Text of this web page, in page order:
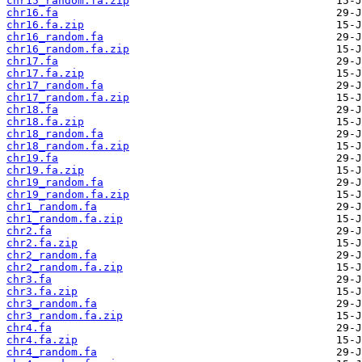
chr16.fa
chr16.fa.zip
chr16_random.fa
chr16_random.fa.zip
chr17.fa
chr17.fa.zip
chr17_random.fa
chr17_random.fa.zip
chr18.fa
chr18.fa.zip
chr18_random.fa
chr18_random.fa.zip
chr19.fa
chr19.fa.zip
chr19_random.fa
chr19_random.fa.zip
chr1_random.fa
chr1_random.fa.zip
chr2.fa
chr2.fa.zip
chr2_random.fa
chr2_random.fa.zip
chr3.fa
chr3.fa.zip
chr3_random.fa
chr3_random.fa.zip
chr4.fa
chr4.fa.zip
chr4_random.fa